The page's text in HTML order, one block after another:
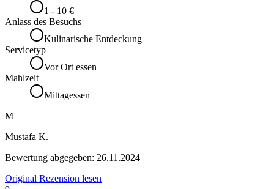
1 - 10 €
Anlass des Besuchs
Kulinarische Entdeckung
Servicetyp
Vor Ort essen
Mahlzeit
Mittagessen
M
Mustafa K.
Bewertung abgegeben: 26.11.2024
Original Rezension lesen